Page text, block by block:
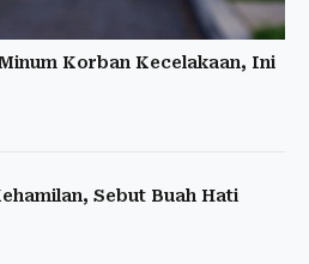
Korban Kecelakaan, Ini
Sebut Buah Hati